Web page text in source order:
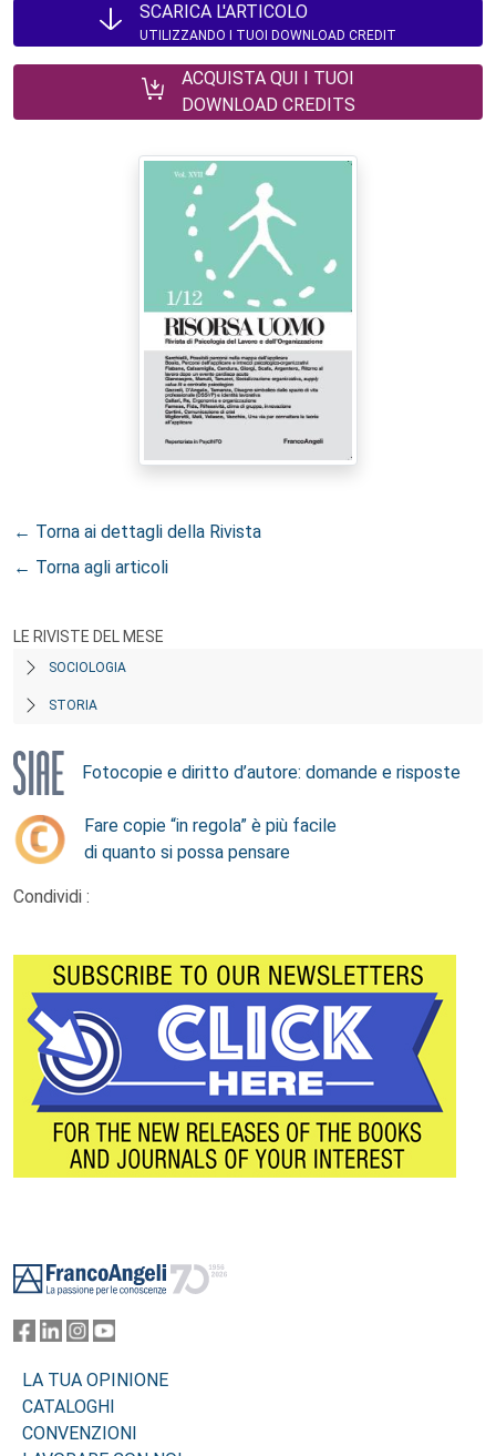
SCARICA L'ARTICOLO
UTILIZZANDO I TUOI DOWNLOAD CREDIT
ACQUISTA QUI I TUOI
DOWNLOAD CREDITS
← Torna ai dettagli della Rivista
← Torna agli articoli
LE RIVISTE DEL MESE
SOCIOLOGIA
STORIA
Fotocopie e diritto d’autore: domande e risposte
Fare copie “in regola” è più facile
di quanto si possa pensare
Condividi :
LA TUA OPINIONE
CATALOGHI
CONVENZIONI